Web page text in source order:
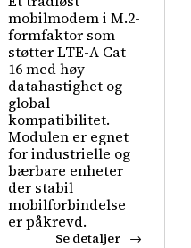
mobilmodem i M.2-
formfaktor som
støtter LTE-A Cat
16 med høy
datahastighet og
global
kompatibilitet.
Modulen er egnet
for industrielle og
bærbare enheter
der stabil
mobilforbindelse
er påkrevd.
Se detaljer